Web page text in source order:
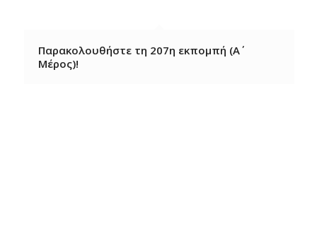
Παρακολουθήστε τη 207η εκπομπή (Α΄
Μέρος)!